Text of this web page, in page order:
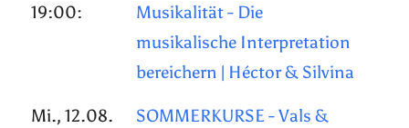
19:00:
Musikalität - Die
musikalische Interpretation
bereichern | Héctor & Silvina
Mi., 12.08.
SOMMERKURSE - Vals &